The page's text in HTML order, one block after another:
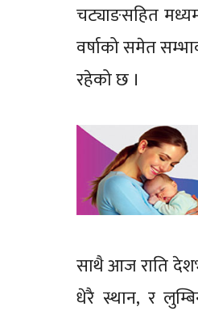
चट्याङसहित
वर्षाको समेत
रहेको छ ।
साथै आज राति
धेरै स्थान, र